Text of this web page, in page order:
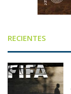
RECIENTES